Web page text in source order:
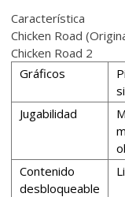
Característica
Chicken Road
Chicken Road 2
Gráficos
Jugabilidad
Contenido
desbloqueable